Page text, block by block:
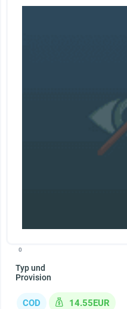
0
Typ und
Provision
COD 14.55EUR